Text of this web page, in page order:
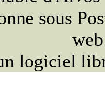
sous
logiciel